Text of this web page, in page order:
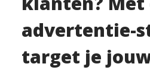
advertentie-
target je